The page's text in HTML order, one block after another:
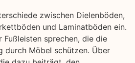
zwischen Dielenböden,
und Laminatböden ein.
Fußleisten sprechen, die die
durch Möbel schützen. Über